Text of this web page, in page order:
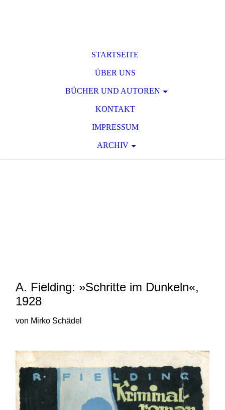
STARTSEITE
ÜBER UNS
BÜCHER UND AUTOREN
KONTAKT
IMPRESSUM
ARCHIV
A. Fielding: »Schritte im Dunkeln«,
1928
von Mirko Schädel